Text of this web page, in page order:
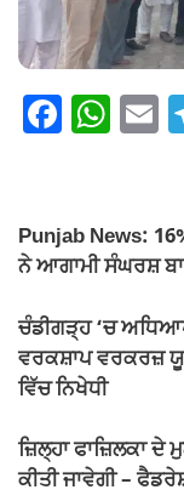
F
e
b
o
o
k
W
s
A
p
p
E
Punjab News:
ਨੇ ਆਗਾਮੀ ਸੰਘਰਸ਼
ਚੰਡੀਗੜ੍ਹ ‘ਚ
ਵਰਕਸ਼ਾਪ ਵਰਕਰਜ਼
ਵਿੱਚ ਨਿਖੇਧੀ
ਜ਼ਿਲ੍ਹਾ ਫਾਜ਼ਿਲਕਾ ਦੇ
ਕੀਤੀ ਜਾਵੇਗੀ –